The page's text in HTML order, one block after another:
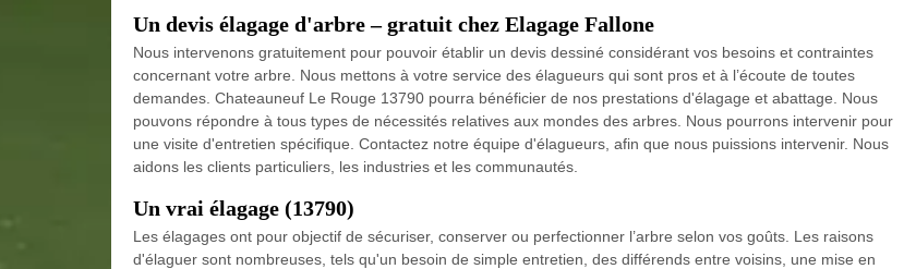
Un devis élagage d'arbre – gratuit chez Elagage Fallone
Nous intervenons gratuitement pour pouvoir établir un devis dessiné considérant vos besoins et contraintes
concernant votre arbre. Nous mettons à votre service des élagueurs qui sont pros et à l’écoute de toutes
demandes. Chateauneuf Le Rouge 13790 pourra bénéficier de nos prestations d'élagage et abattage. Nous
pouvons répondre à tous types de nécessités relatives aux mondes des arbres. Nous pourrons intervenir pour
une visite d'entretien spécifique. Contactez notre équipe d'élagueurs, afin que nous puissions intervenir. Nous
aidons les clients particuliers, les industries et les communautés.
Un vrai élagage (13790)
Les élagages ont pour objectif de sécuriser, conserver ou perfectionner l’arbre selon vos goûts. Les raisons
d'élaguer sont nombreuses, tels qu'un besoin de simple entretien, des différends entre voisins, une mise en